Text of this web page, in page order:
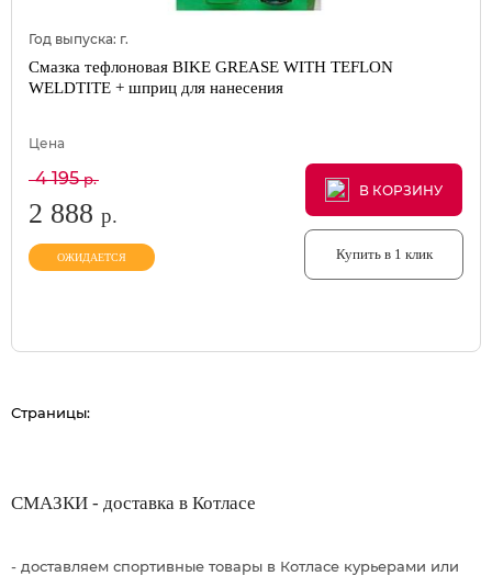
Год выпуска: г.
Смазка тефлоновая BIKE GREASE WITH TEFLON
WELDTITE + шприц для нанесения
Цена
4 195р.
2 888 р.
ОЖИДАЕТСЯ
В КОРЗИНУ
В КОРЗИНУ
В КОРЗИНУ
Купить в 1 клик
Страницы:
СМАЗКИ - доставка в Котласе
- доставляем спортивные товары в Котласе курьерами или